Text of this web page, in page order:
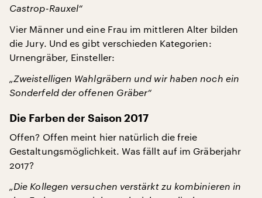
Castrop-Rauxel“
Vier Männer und eine Frau im mittleren Alter bilden
die Jury. Und es gibt verschieden Kategorien:
Urnengräber, Einsteller:
„Zweistelligen Wahlgräbern und wir haben noch ein
Sonderfeld der offenen Gräber“
Die Farben der Saison 2017
Offen? Offen meint hier natürlich die freie
Gestaltungsmöglichkeit. Was fällt auf im Gräberjahr
2017?
„Die Kollegen versuchen verstärkt zu kombinieren in